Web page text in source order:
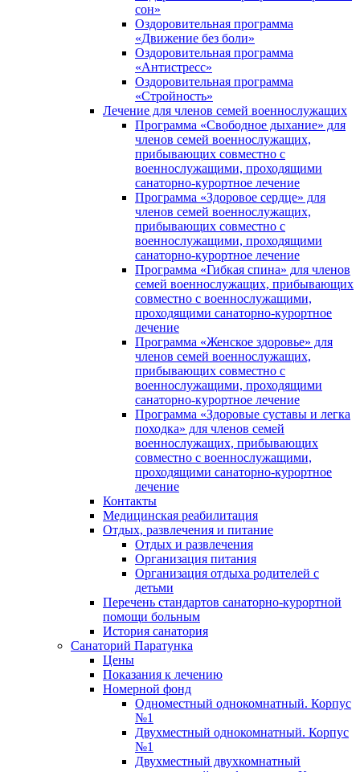
сон»
Оздоровительная программа
«Движение без боли»
Оздоровительная программа
«Антистресс»
Оздоровительная программа
«Стройность»
Лечение для членов семей военнослужащих
Программа «Свободное дыхание» для
членов семей военнослужащих,
прибывающих совместно с
военнослужащими, проходящими
санаторно-курортное лечение
Программа «Здоровое сердце» для
членов семей военнослужащих,
прибывающих совместно с
военнослужащими, проходящими
санаторно-курортное лечение
Программа «Гибкая спина» для членов
семей военнослужащих, прибывающих
совместно с военнослужащими,
проходящими санаторно-курортное
лечение
Программа «Женское здоровье» для
членов семей военнослужащих,
прибывающих совместно с
военнослужащими, проходящими
санаторно-курортное лечение
Программа «Здоровые суставы и легка
походка» для членов семей
военнослужащих, прибывающих
совместно с военнослужащими,
проходящими санаторно-курортное
лечение
Контакты
Медицинская реабилитация
Отдых, развлечения и питание
Отдых и развлечения
Организация питания
Организация отдыха родителей с
детьми
Перечень стандартов санаторно-курортной
помощи больным
История санатория
Санаторий Паратунка
Цены
Показания к лечению
Номерной фонд
Одноместный однокомнатный. Корпус
№1
Двухместный однокомнатный. Корпус
№1
Двухместный двухкомнатный